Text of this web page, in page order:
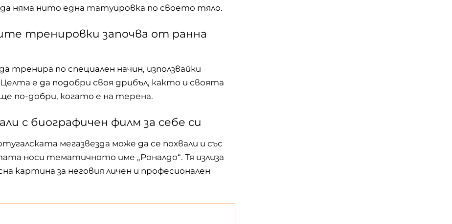
няма нито една татуировка по своето тяло.
тренировки започва от ранна
по специален начин, използвайки
е да подобри своя дрибъл, както и своята
по-добри, когато е на терена.
с биографичен филм за себе си
мегазвезда може да се похвали и със
носи тематичното име „Роналдо“. Тя излиза
картина за неговия личен и професионален